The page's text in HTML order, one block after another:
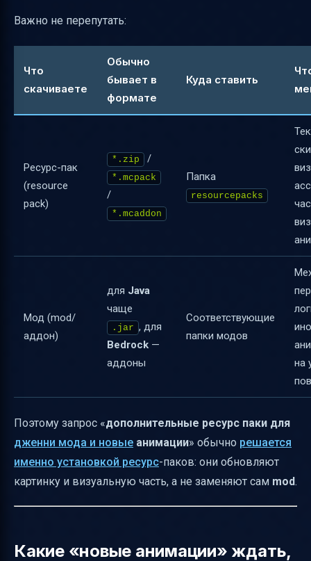
Важно не перепутать:
Что
скачиваете
Обычно
бывает в
формате
Куда ставить
Ресурс-пак
(resource
pack)
*.zip /
*.mcpack
/
*.mcaddon
Папка
resourcepacks
Мод (mod/
аддон)
для Java
чаще
.jar , для
Bedrock —
аддоны
Соответствующие
папки модов
на
Поэтому запрос «дополнительные ресурс паки для
дженни мода и новые анимации» обычно решается
именно установкой ресурс-паков: они обновляют
картинку и визуальную часть, а не заменяют сам mod.
Какие «новые анимации» ждать,